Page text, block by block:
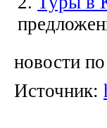
новости
Источник: